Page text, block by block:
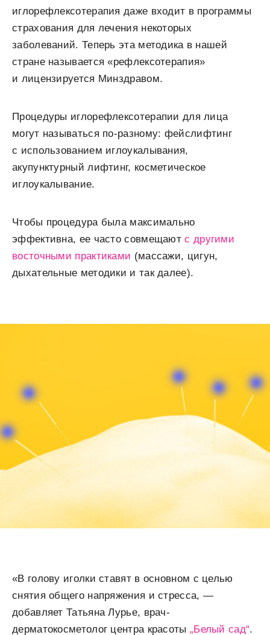
иглорефлексотерапия даже входит в программы
страхования для лечения некоторых
заболеваний. Теперь эта методика в нашей
стране называется «рефлексотерапия»
и лицензируется Минздравом.
Процедуры иглорефлексотерапии для лица
могут называться по-разному: фейслифтинг
с использованием иглоукалывания,
акупунктурный лифтинг, косметическое
иглоукалывание.
Чтобы процедура была максимально
эффективна, ее часто совмещаютс другими
восточными практиками (массажи, цигун,
дыхательные методики и так далее).
«В голову иголки ставят в основном с целью
снятия общего напряжения и стресса, —
добавляет Татьяна Лурье, врач-
дерматокосметолог центра красоты „Белый сад“.